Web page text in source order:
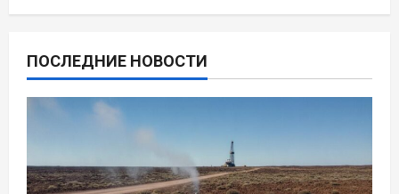
ПОСЛЕДНИЕ НОВОСТИ